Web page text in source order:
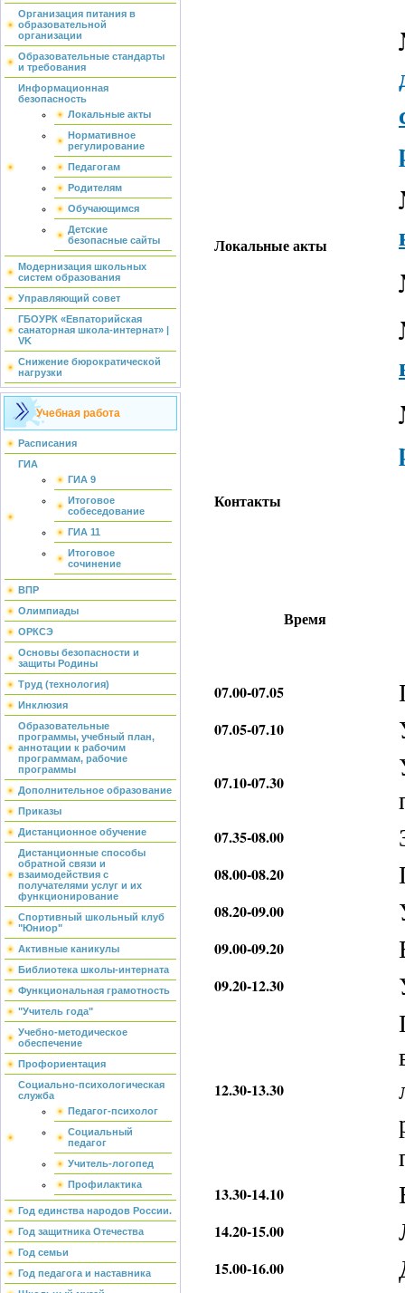
Организация питания в
образовательной
организации
Образовательные стандарты
и требования
Информационная
безопасность
Локальные акты
Нормативное
регулирование
Педагогам
Родителям
Обучающимся
Детские
безопасные сайты
Модернизация школьных
систем образования
Управляющий совет
ГБОУРК «Евпаторийская
санаторная школа-интернат» |
VK
Снижение бюрократической
нагрузки
Учебная работа
Расписания
ГИА
ГИА 9
Итоговое
собеседование
ГИА 11
Итоговое
сочинение
ВПР
Олимпиады
ОРКСЭ
Основы безопасности и
защиты Родины
Труд (технология)
Инклюзия
Образовательные
программы, учебный план,
аннотации к рабочим
программам, рабочие
программы
Дополнительное образование
Приказы
Дистанционное обучение
Дистанционные способы
обратной связи и
взаимодействия с
получателями услуг и их
функционирование
Спортивный школьный клуб
"Юниор"
Активные каникулы
Библиотека школы-интерната
Функциональная грамотность
"Учитель года"
Учебно-методическое
обеспечение
Профориентация
Социально-психологическая
служба
Педагог-психолог
Социальный
педагог
Учитель-логопед
Профилактика
Год единства народов России.
Год защитника Отечества
Год семьи
Год педагога и наставника
Локальные акты
Контакты
Время
07.00-07.05
07.05-07.10
07.10-07.30
07.35-08.00
08.00-08.20
08.20-09.00
09.00-09.20
09.20-12.30
12.30-13.30
13.30-14.10
14.20-15.00
15.00-16.00